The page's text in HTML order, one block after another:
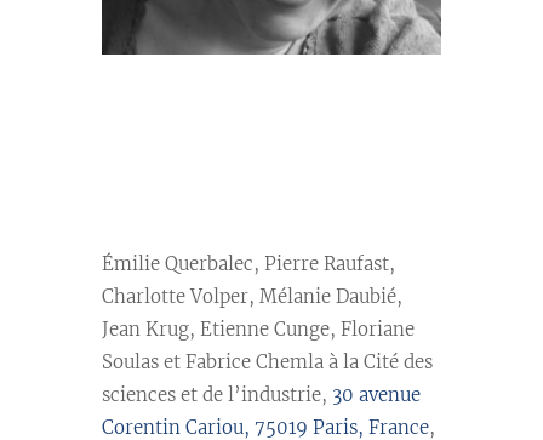
Émilie Querbalec, Pierre Raufast,
Charlotte Volper, Mélanie Daubié,
Jean Krug, Etienne Cunge, Floriane
Soulas et Fabrice Chemla à la Cité des
sciences et de l’industrie, 30 avenue
Corentin Cariou, 75019 Paris, France,